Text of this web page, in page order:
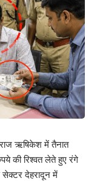
ऋषिकेश में तैनात
की रिश्वत लेते हुए रंगे
सेक्टर देहरादून में